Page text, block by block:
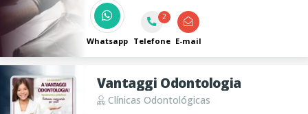
cabelereiros, depilação e massagens e
tambem com atendimento domiciliar!
Whatsapp
2
Telefone E-mail
Vantaggi Odontologia
Clínicas Odontológicas